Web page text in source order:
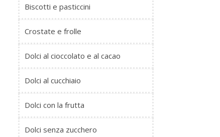
Biscotti e pasticcini
Crostate e frolle
Dolci al cioccolato e al cacao
Dolci al cucchiaio
Dolci con la frutta
Dolci senza zucchero